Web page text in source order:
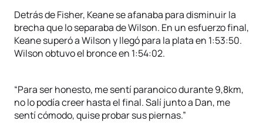
Detrás de Fisher, Keane se afanaba para disminuir la
brecha que lo separaba de Wilson. En un esfuerzo final,
Keane superó a Wilson y llegó para la plata en 1:53:50.
Wilson obtuvo el bronce en 1:54:02.
“Para ser honesto, me sentí paranoico durante 9,8km,
no lo podía creer hasta el final. Salí junto a Dan, me
sentí cómodo, quise probar sus piernas.”